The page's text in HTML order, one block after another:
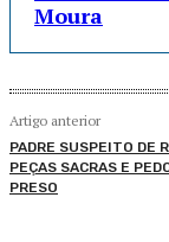
Moura
Artigo anterior
PADRE SUSPEITO DE
PEÇAS SACRAS E
PRESO